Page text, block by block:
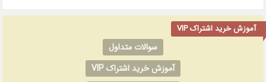
آموزش خرید اشتراک VIP
سوالات متداول
آموزش خرید اشتراک VIP